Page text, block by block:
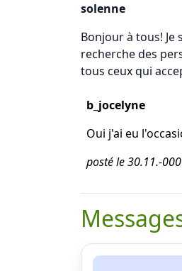
solenne
Bonjour à tous!
recherche des
tous ceux qui
b_jocelyne
Oui j'ai eu
posté le 30.11.-